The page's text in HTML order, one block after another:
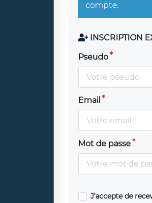
compte.
INSCRIPTION
Pseudo
Email
Mot de passe
J'accepte de